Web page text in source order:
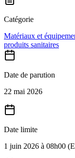
Catégorie
Matériaux et
produits sanitaires
Date de parution
22 mai 2026
Date limite
1 juin 2026 à 08h00